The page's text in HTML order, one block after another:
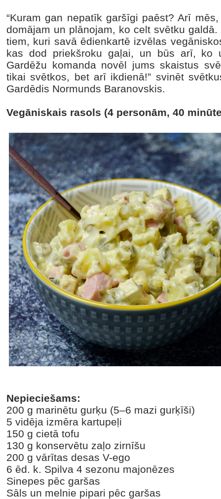
“Kuram gan nepatīk garšīgi paēst? Arī
domājam un plānojam, ko celt svētku
tiem, kuri savā ēdienkartē izvēlas
kas dod priekšroku gaļai, un būs arī, ko
Gardēžu komanda novēl jums skaistus
tikai svētkos, bet arī ikdienā!” svinēt
Gardēdis Normunds Baranovskis.
Vegāniskais rasols (4 personām, 40
Nepieciešams:
200 g marinētu gurķu (5–6 mazi gurķīši)
5 vidēja izmēra kartupeļi
150 g cietā tofu
130 g konservētu zaļo zirnīšu
200 g vārītas desas V-ego
6 ēd. k. Spilva 4 sezonu majonēzes
Sinepes pēc garšas
Sāls un melnie pipari pēc garšas